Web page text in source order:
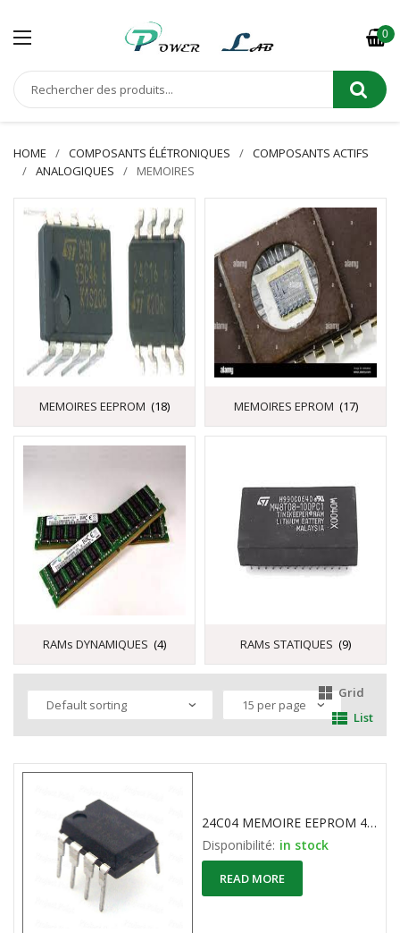
0
HOME COMPOSANTS ÉLÉTRONIQUES
COMPOSANTS ACTIFS
ANALOGIQUES
MEMOIRES
MEMOIRES EEPROM (18) MEMOIRES EPROM (17)
RAMs DYNAMIQUES (4) RAMs STATIQUES (9)
Grid
List
24C04 MEMOIRE EEPROM 4096×1-Bit à bus série I2C.
Disponibilité: in stock
READ MORE